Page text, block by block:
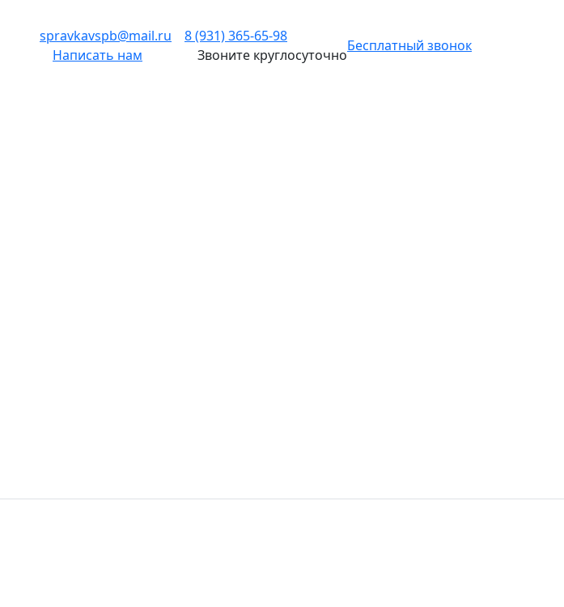
spravkavspb@mail.ru
Написать нам
8 (931) 365-65-98
Звоните круглосуточно
Бесплатный звонок